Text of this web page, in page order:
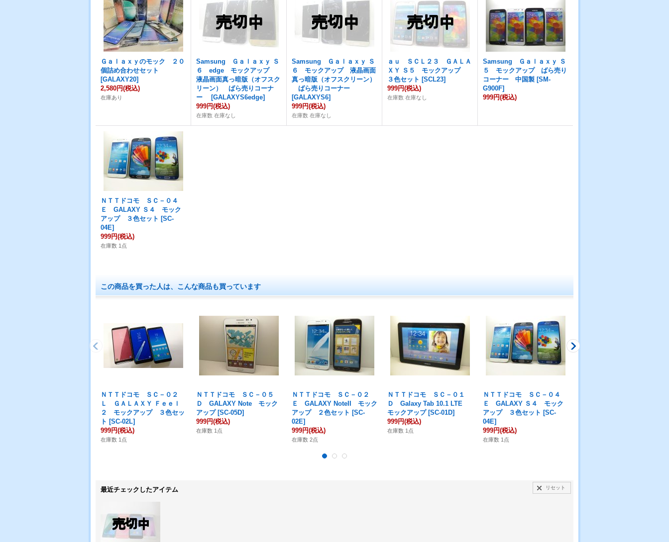
Ｇａｌａｘｙのモック ２０
個詰め合わせセット
[GALAXY20]
2,580円(税込)
在庫あり
Samsung Ｇａｌａｘｙ Ｓ
６ edge モックアップ
液晶画面真っ暗版（オフスク
リーン） ばら売りコーナ
ー
[GALAXYS6edge]
999円(税込)
在庫数 在庫なし
Samsung Ｇａｌａｘｙ Ｓ
６ モックアップ 液晶画面
真っ暗版（オフスクリーン）
ばら売りコーナー
[GALAXYS6]
999円(税込)
在庫数 在庫なし
ａｕ ＳＣＬ２３ ＧＡＬＡ
ＸＹ Ｓ５ モックアップ
３色セット [SCL23]
999円(税込)
在庫数 在庫なし
Samsung Ｇａｌａｘｙ Ｓ
５ モックアップ ばら売り
コーナー 中国製 [SM-
G900F]
999円(税込)
ＮＴＴドコモ ＳＣ－０４
Ｅ GALAXY Ｓ４ モック
アップ ３色セット [SC-
04E]
999円(税込)
在庫数 1点
この商品を買った人は、こんな商品も買っています
ＮＴＴドコモ ＳＣ－０２
Ｌ ＧＡＬＡＸＹ Ｆｅｅｌ
２ モックアップ ３色セッ
ト [SC-02L]
999円(税込)
在庫数 1点
ＮＴＴドコモ ＳＣ－０５
Ｄ GALAXY Note モック
アップ [SC-05D]
999円(税込)
在庫数 1点
ＮＴＴドコモ ＳＣ－０２
Ｅ GALAXY NoteII モック
アップ ２色セット [SC-
02E]
999円(税込)
在庫数 2点
ＮＴＴドコモ ＳＣ－０１
Ｄ Galaxy Tab 10.1 LTE
モックアップ [SC-01D]
999円(税込)
在庫数 1点
ＮＴＴドコモ ＳＣ－０４
Ｅ GALAXY Ｓ４ モック
アップ ３色セット [SC-
04E]
999円(税込)
在庫数 1点
最近チェックしたアイテム リセット